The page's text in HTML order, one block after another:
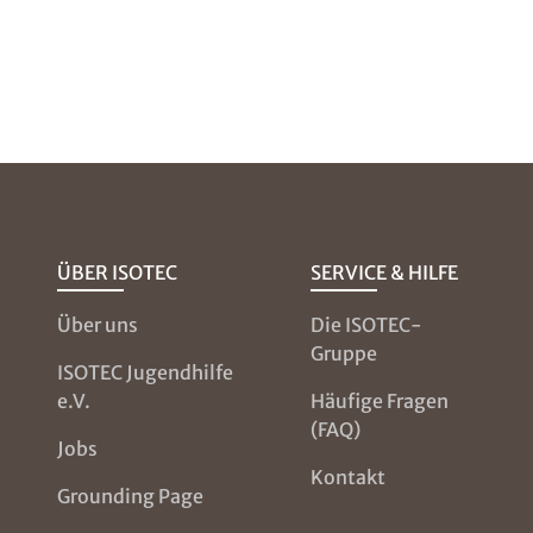
ÜBER ISOTEC
Über uns
ISOTEC Jugendhilfe
e.V.
Jobs
Grounding Page
SERVICE & HILFE
Die ISOTEC-
Gruppe
Häufige Fragen
(FAQ)
Kontakt